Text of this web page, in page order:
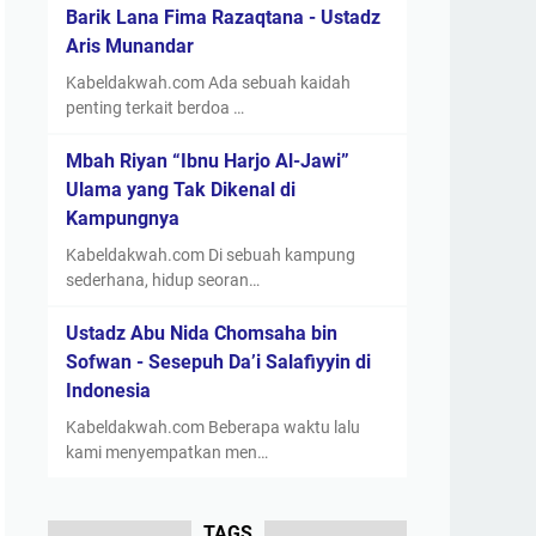
Barik Lana Fima Razaqtana - Ustadz
Aris Munandar
Kabeldakwah.com Ada sebuah kaidah
penting terkait berdoa …
Mbah Riyan “Ibnu Harjo Al-Jawi”
Ulama yang Tak Dikenal di
Kampungnya
Kabeldakwah.com Di sebuah kampung
sederhana, hidup seoran…
Ustadz Abu Nida Chomsaha bin
Sofwan - Sesepuh Da’i Salafiyyin di
Indonesia
Kabeldakwah.com Beberapa waktu lalu
kami menyempatkan men…